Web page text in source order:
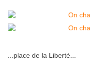
...place de la Liberté...